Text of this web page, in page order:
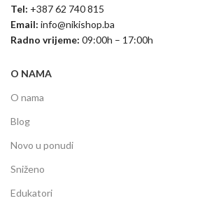
Tel: +387 62 740 815
Email: info@nikishop.ba
Radno vrijeme: 09:00h – 17:00h
O NAMA
O nama
Blog
Novo u ponudi
Sniženo
Edukatori